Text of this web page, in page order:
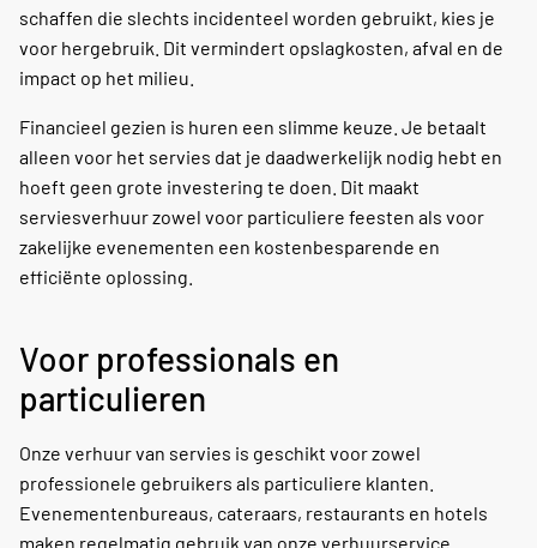
schaffen die slechts incidenteel worden gebruikt, kies je
voor hergebruik. Dit vermindert opslagkosten, afval en de
impact op het milieu.
Financieel gezien is huren een slimme keuze. Je betaalt
alleen voor het servies dat je daadwerkelijk nodig hebt en
hoeft geen grote investering te doen. Dit maakt
serviesverhuur zowel voor particuliere feesten als voor
zakelijke evenementen een kostenbesparende en
efficiënte oplossing.
Voor professionals en
particulieren
Onze verhuur van servies is geschikt voor zowel
professionele gebruikers als particuliere klanten.
Evenementenbureaus, cateraars, restaurants en hotels
maken regelmatig gebruik van onze verhuurservice